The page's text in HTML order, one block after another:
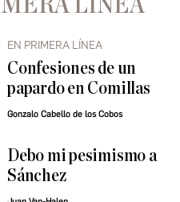
EN PRIMERA LÍNEA
Confesiones de un
papardo en Comillas
Gonzalo Cabello de los Cobos
Debo mi pesimismo a
Sánchez